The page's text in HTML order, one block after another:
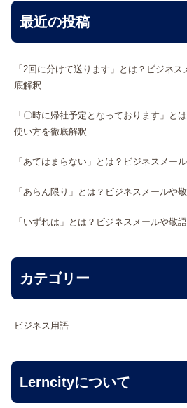
最近の投稿
「2回に分けて送ります」とは？ビジネ
底解釈
「〇時に帰社予定となっております」と
使い方を徹底解釈
「あてはまらない」とは？ビジネスメー
「あらん限り」とは？ビジネスメールや
「いずれは」とは？ビジネスメールや敬
カテゴリー
ビジネス用語
Lerncityについて